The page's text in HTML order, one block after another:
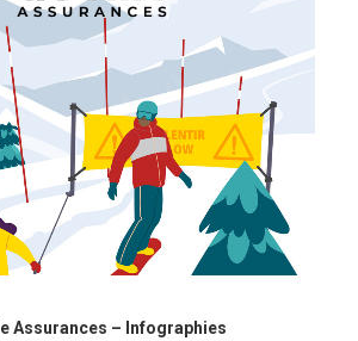
Assurances – Infographies